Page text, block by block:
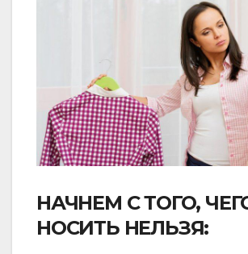
НАЧНЕМ С ТОГО,
НОСИТЬ НЕЛЬЗЯ: